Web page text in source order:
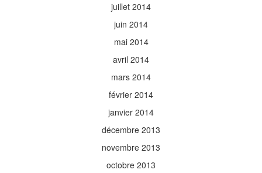
juillet 2014
juin 2014
mai 2014
avril 2014
mars 2014
février 2014
janvier 2014
décembre 2013
novembre 2013
octobre 2013